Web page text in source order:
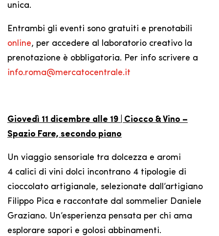
unica.
Entrambi gli eventi sono gratuiti e prenotabili
online, per accedere al laboratorio creativo la
prenotazione è obbligatoria. Per info scrivere a
info.roma@mercatocentrale.it
Giovedì 11 dicembre alle 19 | Ciocco & Vino –
Spazio Fare, secondo piano
Un viaggio sensoriale tra dolcezza e aromi
4 calici di vini dolci incontrano 4 tipologie di
cioccolato artigianale, selezionate dall’artigiano
Filippo Pica e raccontate dal sommelier Daniele
Graziano. Un’esperienza pensata per chi ama
esplorare sapori e golosi abbinamenti.